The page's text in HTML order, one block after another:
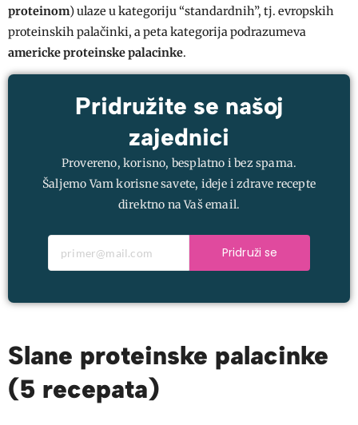
proteinom) ulaze u kategoriju “standardnih”, tj. evropskih
proteinskih palačinki, a peta kategorija podrazumeva
americke proteinske palacinke.
Pridružite se našoj
zajednici
Provereno, korisno, besplatno i bez spama.
Šaljemo Vam korisne savete, ideje i zdrave recepte
direktno na Vaš email.
Pridruži se
Slane proteinske palacinke
(5 recepata)